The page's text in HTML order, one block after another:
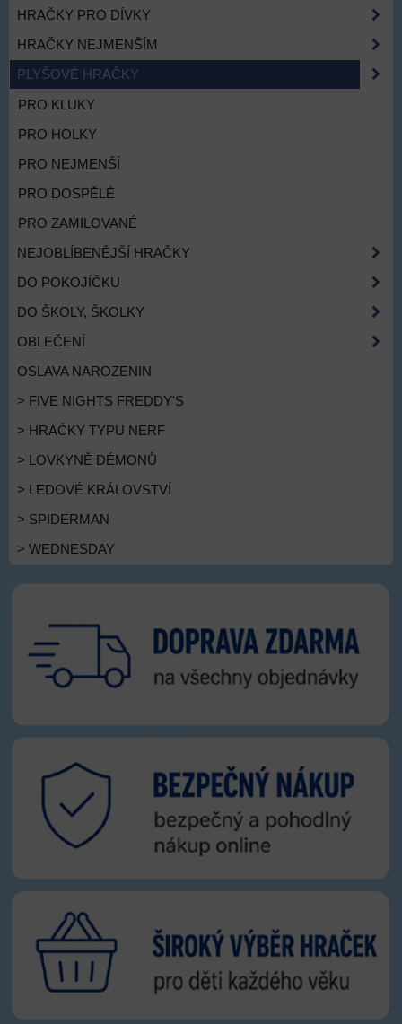
HRAČKY PRO DÍVKY
HRAČKY NEJMENŠÍM
PLYŠOVÉ HRAČKY
PRO KLUKY
PRO HOLKY
PRO NEJMENŠÍ
PRO DOSPĚLÉ
PRO ZAMILOVANÉ
NEJOBLÍBENĚJŠÍ HRAČKY
DO POKOJÍČKU
DO ŠKOLY, ŠKOLKY
OBLEČENÍ
OSLAVA NAROZENIN
> FIVE NIGHTS FREDDY'S
> HRAČKY TYPU NERF
> LOVKYNĚ DÉMONŮ
> LEDOVÉ KRÁLOVSTVÍ
> SPIDERMAN
> WEDNESDAY